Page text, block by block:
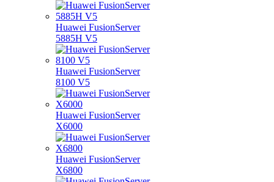
Huawei FusionServer
5885H V5
Huawei FusionServer
8100 V5
Huawei FusionServer
X6000
Huawei FusionServer
X6800